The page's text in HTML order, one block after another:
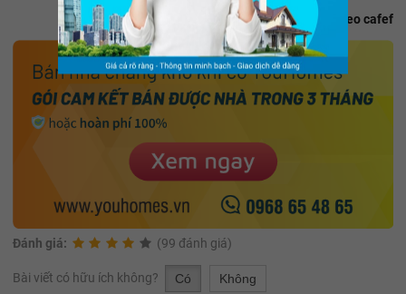
Theo cafef
Đánh giá: (99 đánh giá)
Bài viết có hữu ích không? Có Không